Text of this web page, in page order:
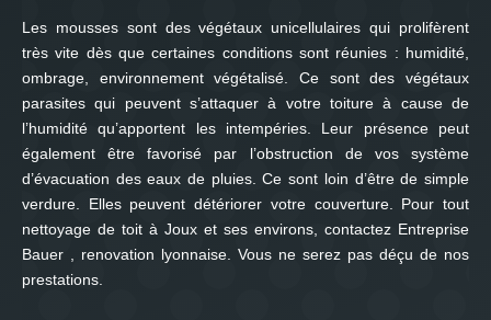
Les mousses sont des végétaux unicellulaires qui prolifèrent
très vite dès que certaines conditions sont réunies : humidité,
ombrage, environnement végétalisé. Ce sont des végétaux
parasites qui peuvent s’attaquer à votre toiture à cause de
l’humidité qu’apportent les intempéries. Leur présence peut
également être favorisé par l’obstruction de vos système
d’évacuation des eaux de pluies. Ce sont loin d’être de simple
verdure. Elles peuvent détériorer votre couverture. Pour tout
nettoyage de toit à Joux et ses environs, contactez Entreprise
Bauer , renovation lyonnaise. Vous ne serez pas déçu de nos
prestations.